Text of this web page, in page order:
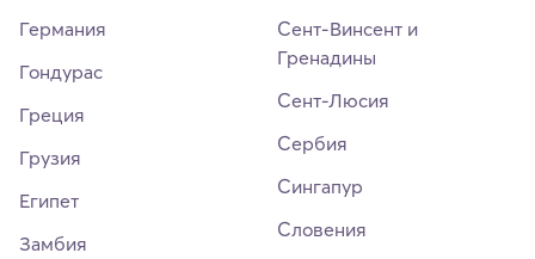
Германия
Гондурас
Греция
Грузия
Египет
Замбия
Сент-Винсент и
Гренадины
Сент-Люсия
Сербия
Сингапур
Словения